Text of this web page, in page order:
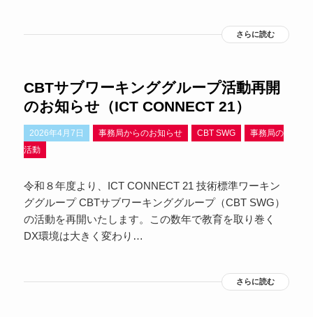
さらに読む
CBTサブワーキンググループ活動再開
のお知らせ（ICT CONNECT 21）
2026年4月7日 事務局からのお知らせ CBT SWG
事務局の
活動
令和８年度より、ICT CONNECT 21 技術標準ワーキン
ググループ CBTサブワーキンググループ（CBT SWG）
の活動を再開いたします。この数年で教育を取り巻く
DX環境は大きく変わり…
さらに読む